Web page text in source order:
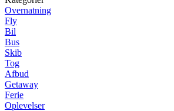
Overnatning
Fly
Bil
Bus
Skib
Tog
Afbud
Getaway
Ferie
Oplevelser